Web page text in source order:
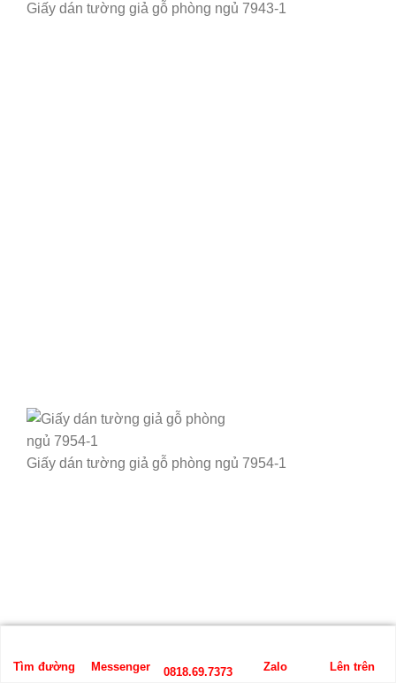
Giấy dán tường giả gỗ phòng ngủ 7943-1
Giấy dán tường giả gỗ phòng ngủ 7954-1
Tìm đường Messenger 0818.69.7373 Zalo Lên trên